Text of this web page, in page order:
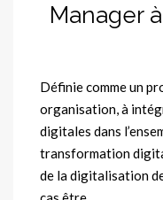
Manager
Définie comme un
organisation, à
digitales dans
transformation
de la digitalisation